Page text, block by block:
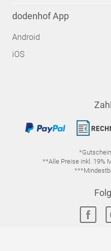
dodenhof App
Android
iOS
**Alle Preise inkl. 19%